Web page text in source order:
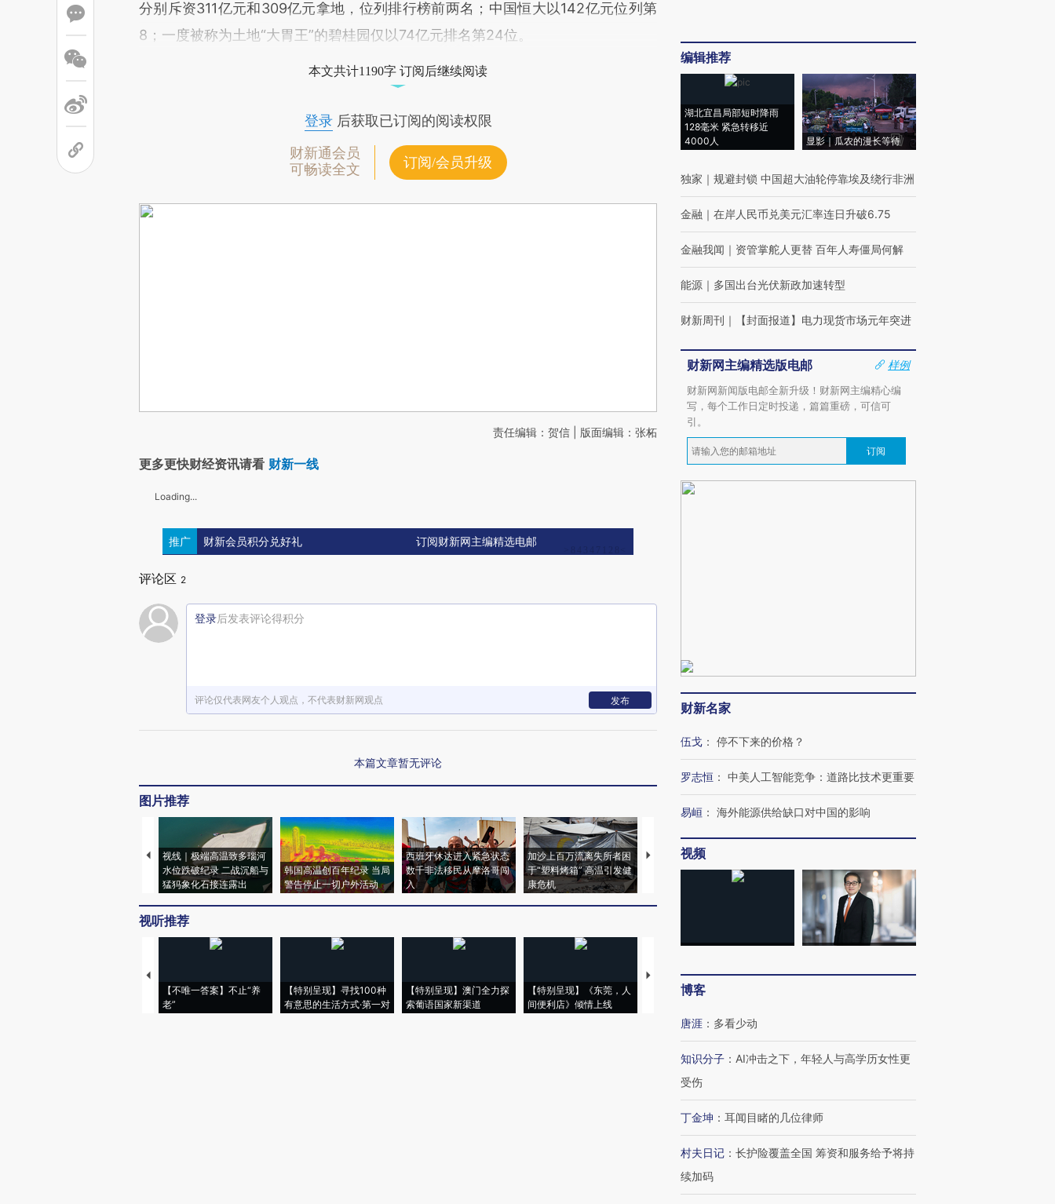
分别斥资311亿元和309亿元拿地，位列排行榜前两名；中国恒大以142亿元位列第
8；一度被称为土地“大胃王”的碧桂园仅以74亿元排名第24位。
本文共计1190字 订阅后继续阅读
登录后获取已订阅的阅读权限
财新通会员
可畅读全文
订阅/会员升级
责任编辑：贺信 | 版面编辑：张柘
更多更快财经资讯请看 财新一线
Loading...
推广 财新会员积分兑好礼 订阅财新网主编精选电邮
评论区 2
登录后发表评论得积分
评论仅代表网友个人观点，不代表财新网观点 发布
本篇文章暂无评论
图片推荐
视线｜极端高温致多瑙河
水位跌破纪录 二战沉船与
猛犸象化石接连露出
韩国高温创百年纪录 当局
警告停止一切户外活动
西班牙休达进入紧急状态
数千非法移民从摩洛哥闯
入
加沙上百万流离失所者困
于“塑料烤箱” 高温引发健
康危机
视线｜HYROX的吸金
术：是什么让中产们甘
粒摇头丸 尿检体内含3种
度Z世代 用街头抗争将教
育部长拱下台
视听推荐
【不唯一答案】不止“养
老”
【特别呈现】寻找100种
有意思的生活方式·第一对
【特别呈现】澳门全力探
索葡语国家新渠道
【特别呈现】《东莞，人
间便利店》倾情上线
【推广】走进第四届链博
会，让数智科技“链”接产
【商旅对话】华住集团
编辑推荐
湖北宜昌局部短时降雨
128毫米 紧急转移近
4000人
显影｜瓜农的漫长等待
独家 ｜ 规避封锁 中国超大油轮停靠埃及绕行非洲
金融 ｜ 在岸人民币兑美元汇率连日升破6.75
金融我闻 ｜ 资管掌舵人更替 百年人寿僵局何解
能源 ｜ 多国出台光伏新政加速转型
财新周刊 ｜ 【封面报道】电力现货市场元年突进
财新网主编精选版电邮
样例
财新网新闻版电邮全新升级！财新网主编精心编
写，每个工作日定时投递，篇篇重磅，可信可
引。
订阅
财新名家
伍戈 ： 停不下来的价格？
罗志恒 ： 中美人工智能竞争：道路比技术更重要
易峘 ： 海外能源供给缺口对中国的影响
视频
博客
唐涯 ： 多看少动
知识分子 ： AI冲击之下，年轻人与高学历女性更
受伤
丁金坤 ： 耳闻目睹的几位律师
村夫日记 ： 长护险覆盖全国 筹资和服务给予将持
续加码